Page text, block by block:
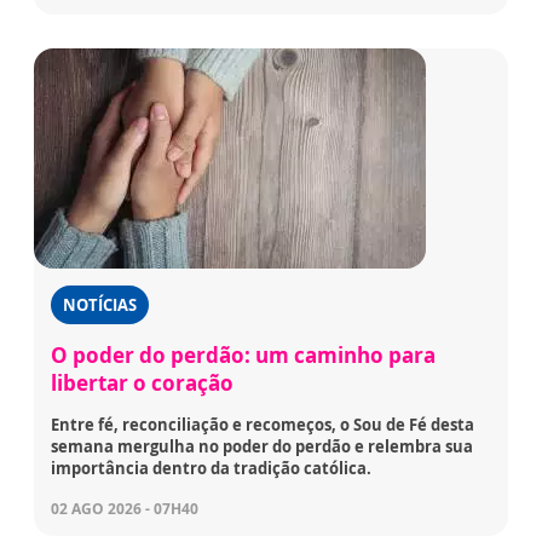
NOTÍCIAS
O poder do perdão: um caminho para
libertar o coração
Entre fé, reconciliação e recomeços, o Sou de Fé desta
semana mergulha no poder do perdão e relembra sua
importância dentro da tradição católica.
02 AGO 2026 - 07H40